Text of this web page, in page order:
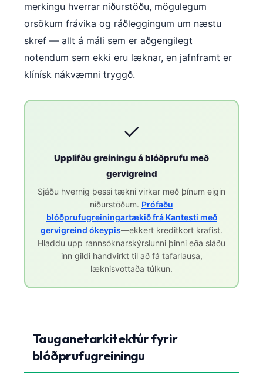
merkingu hverrar niðurstöðu, mögulegum
orsökum frávika og ráðleggingum um næstu
skref — allt á máli sem er aðgengilegt
notendum sem ekki eru læknar, en jafnframt er
klínísk nákvæmni tryggð.
✓
Upplifðu greiningu á blóðprufu með
gervigreind
Sjáðu hvernig þessi tækni virkar með þínum eigin
niðurstöðum. Prófaðu
blóðprufugreiningartækið frá Kantesti með
gervigreind ókeypis—ekkert kreditkort krafist.
Hladdu upp rannsóknarskýrslunni þinni eða sláðu
inn gildi handvirkt til að fá tafarlausa,
læknisvottaða túlkun.
Tauganetarkitektúr fyrir
blóðprufugreiningu